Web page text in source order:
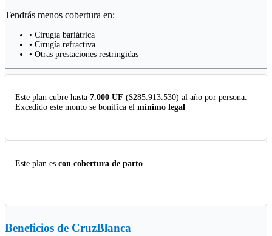
Tendrás menos cobertura en:
• Cirugía bariátrica
• Cirugía refractiva
• Otras prestaciones restringidas
Este plan cubre hasta 7.000 UF ($285.913.530) al año por persona.
Excedido este monto se bonifica el mínimo legal
Este plan es con cobertura de parto
Beneficios de CruzBlanca